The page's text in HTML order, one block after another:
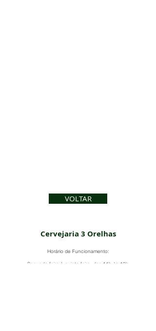
VOLTAR
Cervejaria 3 Orelhas
Horário de Funcionamento:
Segunda-feira à quinta-feira: das 11h às 18h